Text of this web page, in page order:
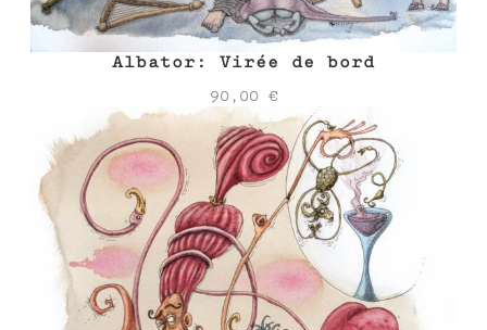
Albator: Virée de bord
90,00 €